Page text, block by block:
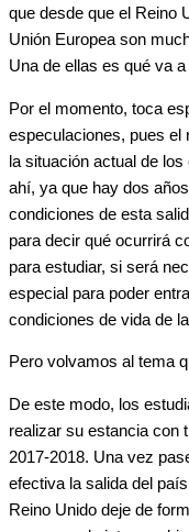
que desde que el Reino
Unión Europea son
Una de ellas es qué va
Por el momento, toca
especulaciones, pues el
la situación actual de
ahí, ya que hay dos
condiciones de esta
para decir qué ocurrirá
para estudiar, si será
especial para poder
condiciones de vida de
Pero volvamos al tema
De este modo, los
realizar su estancia con
2017-2018. Una vez
efectiva la salida del
Reino Unido deje de